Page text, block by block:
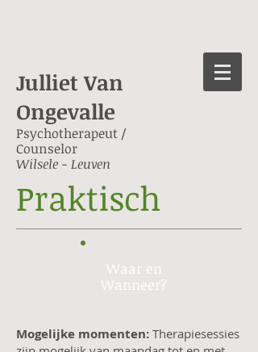
Julliet Van
Ongevalle
Psychotherapeut /
Counselor
Wilsele - Leuven
Praktisch
Waar en
Wanneer?
Mogelijke momenten: Therapiesessies